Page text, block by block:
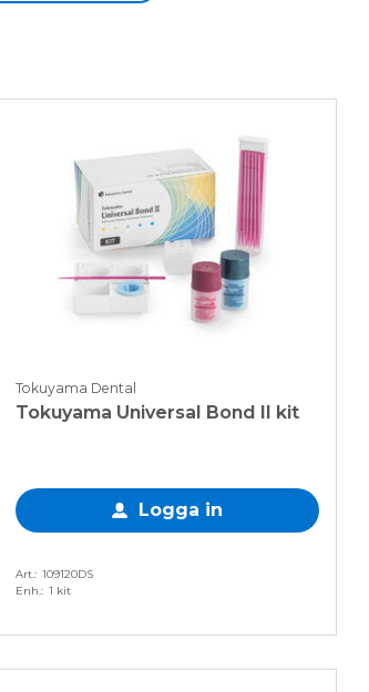
Tokuyama Dental
Tokuyama Universal Bond II kit
Logga in
Art.
109120DS
Enh.
1 kit